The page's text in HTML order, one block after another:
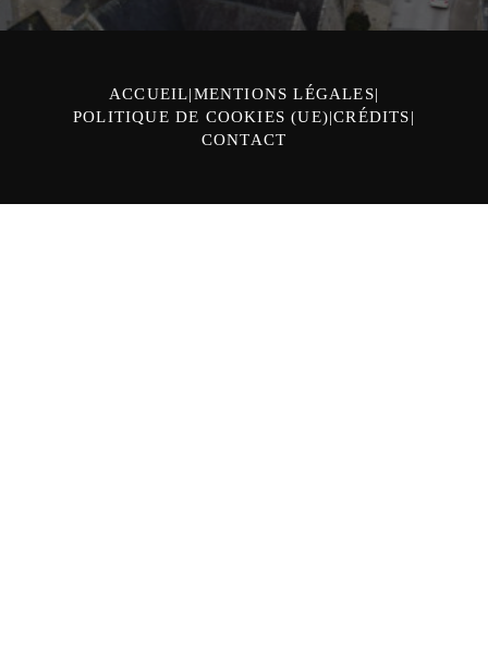
ACCUEIL MENTIONS LÉGALES
POLITIQUE DE COOKIES (UE) CRÉDITS
CONTACT